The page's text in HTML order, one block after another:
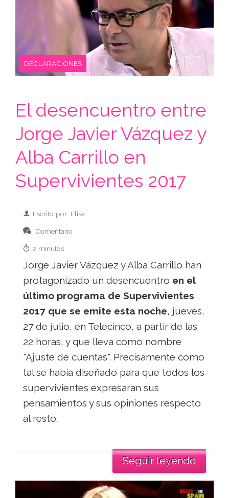
DECLARACIONES
El desencuentro entre
Jorge Javier Vázquez y
Alba Carrillo en
Supervivientes 2017
Escrito por: Elisa
Comentario
2 minutos
Jorge Javier Vázquez y Alba Carrillo han
protagonizado un desencuentro en el
último programa de Supervivientes
2017 que se emite esta noche, jueves,
27 de julio, en Telecinco, a partir de las
22 horas, y que lleva como nombre
"Ajuste de cuentas". Precisamente como
tal se había diseñado para que todos los
supervivientes expresaran sus
pensamientos y sus opiniones respecto
al resto.
Seguir leyendo